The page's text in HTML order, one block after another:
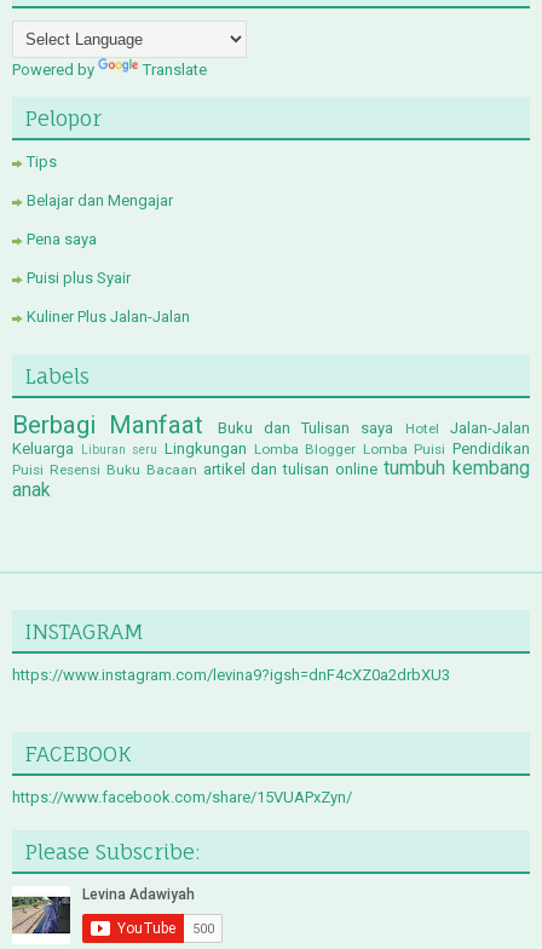
Powered by Translate
Pelopor
Tips
Belajar dan Mengajar
Pena saya
Puisi plus Syair
Kuliner Plus Jalan-Jalan
Labels
Berbagi Manfaat Buku dan Tulisan saya Hotel
Jalan-Jalan
Keluarga
Liburan seru Lingkungan Lomba Blogger Lomba Puisi Pendidikan
Puisi Resensi Buku Bacaan artikel dan tulisan online tumbuh kembang
anak
INSTAGRAM
https://www.instagram.com/levina9?igsh=dnF4cXZ0a2drbXU3
FACEBOOK
https://www.facebook.com/share/15VUAPxZyn/
Please Subscribe: